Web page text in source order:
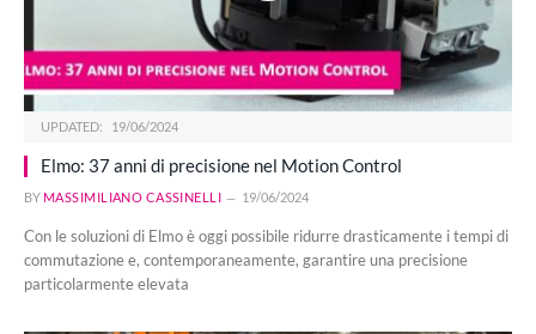
UPDATED: 19/06/2024
Elmo: 37 anni di precisione nel Motion Control
BY MASSIMILIANO CASSINELLI 19/06/2024
Con le soluzioni di Elmo è oggi possibile ridurre drasticamente i tempi di
commutazione e, contemporaneamente, garantire una precisione
particolarmente elevata